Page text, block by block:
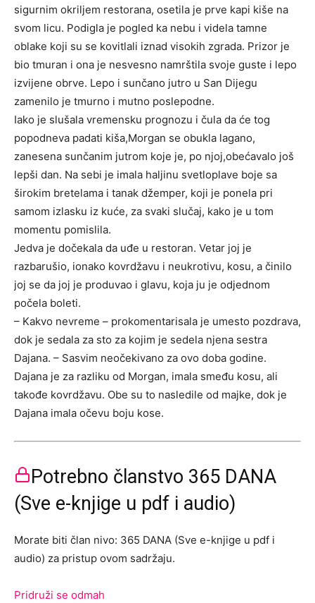
sigurnim okriljem restorana, osetila je prve kapi kiše na
svom licu. Podigla je pogled ka nebu i videla tamne
oblake koji su se kovitlali iznad visokih zgrada. Prizor je
bio tmuran i ona je nesvesno namrštila svoje guste i lepo
izvijene obrve. Lepo i sunčano jutro u San Dijegu
zamenilo je tmurno i mutno poslepodne.
Iako je slušala vremensku prognozu i čula da će tog
popodneva padati kiša,Morgan se obukla lagano,
zanesena sunčanim jutrom koje je, po njoj,obećavalo još
lepši dan. Na sebi je imala haljinu svetloplave boje sa
širokim bretelama i tanak džemper, koji je ponela pri
samom izlasku iz kuće, za svaki slučaj, kako je u tom
momentu pomislila.
Jedva je dočekala da uđe u restoran. Vetar joj je
razbarušio, ionako kovrdžavu i neukrotivu, kosu, a činilo
joj se da joj je produvao i glavu, koja ju je odjednom
počela boleti.
– Kakvo nevreme – prokomentarisala je umesto pozdrava,
dok je sedala za sto za kojim je sedela njena sestra
Dajana. – Sasvim neočekivano za ovo doba godine.
Dajana je za razliku od Morgan, imala smeđu kosu, ali
takođe kovrdžavu. Obe su to nasledile od majke, dok je
Dajana imala očevu boju kose.
Potrebno članstvo 365 DANA
(Sve e-knjige u pdf i audio)
Morate biti član nivo: 365 DANA (Sve e-knjige u pdf i
audio) za pristup ovom sadržaju.
Pridruži se odmah